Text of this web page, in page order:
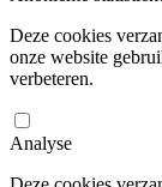
Deze cookies
onze website
verbeteren.
Analyse